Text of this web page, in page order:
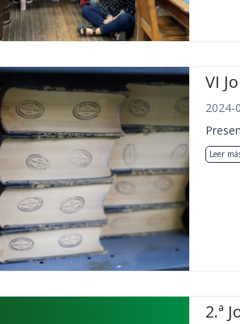
VI
2024-
Leer
2.ª